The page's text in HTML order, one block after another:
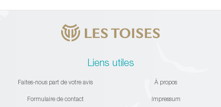
Liens utiles
Faites-nous part de votre avis
Formulaire de contact
À propos
Impressum